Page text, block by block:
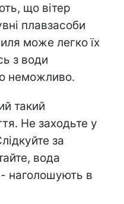
що вітер
плавзасоби
може легко їх
з води
неможливо.
такий
Не заходьте у
за
вода
наголошують в